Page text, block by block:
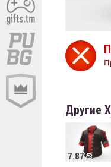
Другие
7.87